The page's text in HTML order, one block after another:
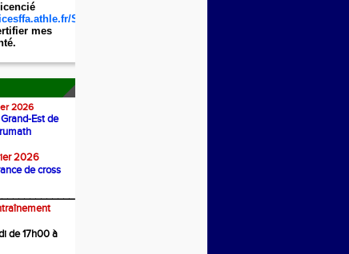
Siffa-
mes
2026
Est de
2026
de cross
de 17h00 à